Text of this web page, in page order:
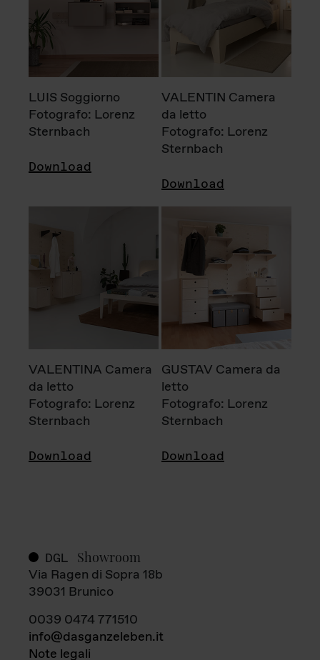
LUIS Soggiorno
Fotografo: Lorenz
Sternbach
Download
VALENTIN Camera
da letto
Fotografo: Lorenz
Sternbach
Download
VALENTINA Camera
da letto
Fotografo: Lorenz
Sternbach
Download
GUSTAV Camera da
letto
Fotografo: Lorenz
Sternbach
Download
DGL Showroom
Via Ragen di Sopra 18b
39031 Brunico
0039 0474 771510
info@dasganzeleben.it
Note legali